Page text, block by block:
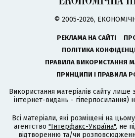
© 2005-2026,
РЕКЛАМА НА САЙТІ
ПОЛІТИКА
ПРАВИЛА ВИКОРИСТАННЯ
ПРИНЦИПИ І ПРАВИЛА
Використання матеріалів сайту лише
інтернет-видань - гіперпосилання)
Всі матеріали, які розміщені на
агентство "Інтерфакс-Україна", не
відтворенню та/чи